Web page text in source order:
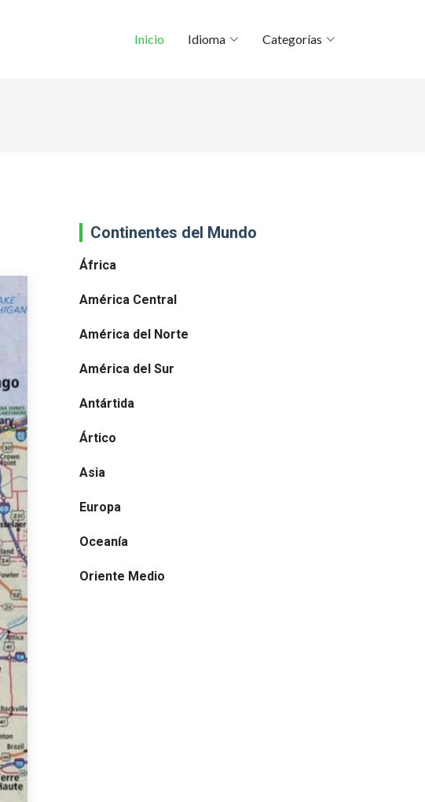
Inicio Idioma Categorías
Continentes del Mundo
África
América Central
América del Norte
América del Sur
Antártida
Ártico
Asia
Europa
Oceanía
Oriente Medio